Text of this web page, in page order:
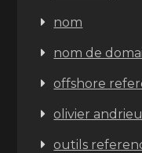
nom
nom de
offshore
olivier andrieu
outils